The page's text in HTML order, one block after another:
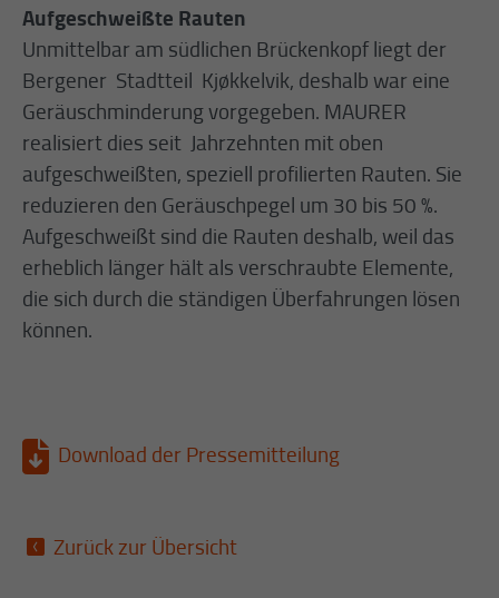
Aufgeschweißte Rauten
Unmittelbar am südlichen Brückenkopf liegt der
Bergener Stadtteil Kjøkkelvik, deshalb war eine
Geräuschminderung vorgegeben. MAURER
realisiert dies seit Jahrzehnten mit oben
aufgeschweißten, speziell profilierten Rauten. Sie
reduzieren den Geräuschpegel um 30 bis 50 %.
Aufgeschweißt sind die Rauten deshalb, weil das
erheblich länger hält als verschraubte Elemente,
die sich durch die ständigen Überfahrungen lösen
können.
Download der Pressemitteilung
Zurück zur Übersicht